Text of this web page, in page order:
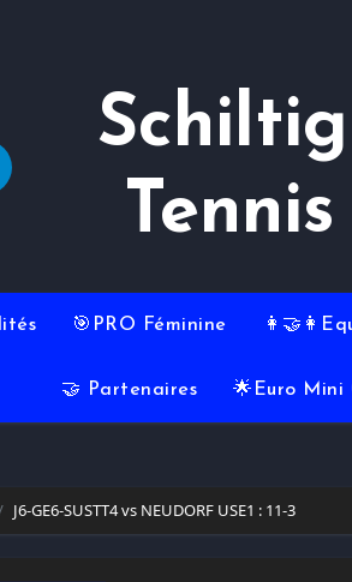
🎯PRO Féminine
🤝 Partenaires 🌟Euro Mini
J6-GE6-SUSTT4 vs NEUDORF USE1 : 11-3